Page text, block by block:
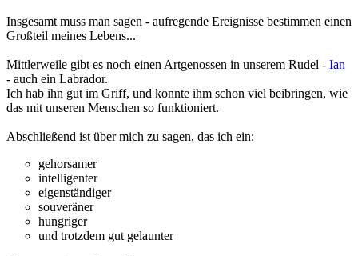
Insgesamt muss man sagen - aufregende Ereignisse bestimmen einen
Großteil meines Lebens...
Mittlerweile gibt es noch einen Artgenossen in unserem Rudel - Ian
- auch ein Labrador.
Ich hab ihn gut im Griff, und konnte ihm schon viel beibringen, wie
das mit unseren Menschen so funktioniert.
Abschließend ist über mich zu sagen, das ich ein:
gehorsamer
intelligenter
eigenständiger
souveräner
hungriger
und trotzdem gut gelaunter